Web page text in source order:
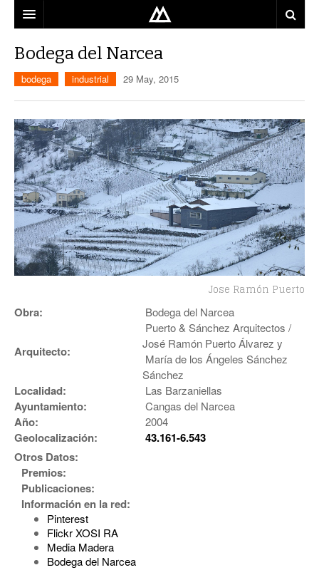
LOCALIZACIÓN
MAPA
USO
EQUIPO
BLOG
CONTACTO
Bodega del Narcea
bodega industrial 29 May, 2015
Jose Ramón Puerto
Obra: Bodega del Narcea
Arquitecto:
Puerto & Sánchez Arquitectos /
José Ramón Puerto Álvarez y
María de los Ángeles Sánchez
Sánchez
Localidad: Las Barzaniellas
Ayuntamiento: Cangas del Narcea
Año: 2004
Geolocalización:
43.161-6.543
Otros Datos:
Premios:
Publicaciones:
Información en la red:
Pinterest
Flickr XOSI RA
Media Madera
Bodega del Narcea